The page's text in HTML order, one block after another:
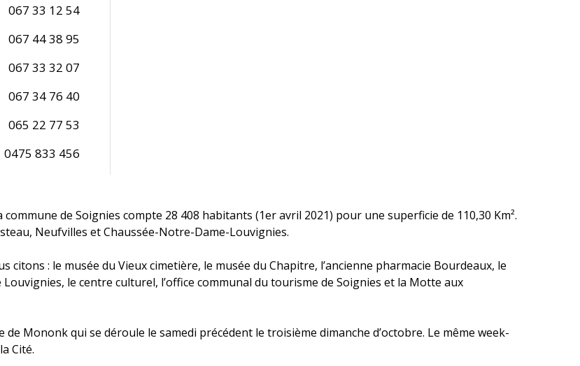
067 33 12 54
067 44 38 95
067 33 32 07
067 34 76 40
065 22 77 53
0475 833 456
de Soignies compte 28 408 habitants (1er avril 2021) pour une superficie de 110,30 Km².
Neufvilles et Chaussée-Notre-Dame-Louvignies.
: le musée du Vieux cimetière, le musée du Chapitre, l’ancienne pharmacie Bourdeaux, le
le centre culturel, l’office communal du tourisme de Soignies et la Motte aux
Mononk qui se déroule le samedi précédent le troisième dimanche d’octobre. Le même week-
Cité.